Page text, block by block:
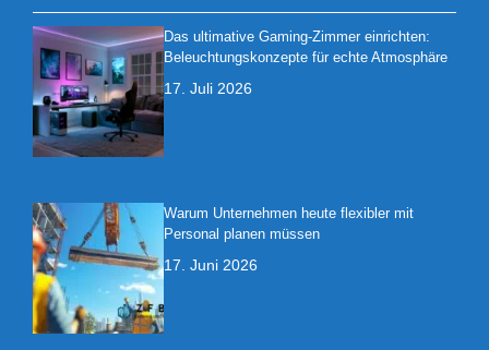
Das ultimative Gaming-Zimmer einrichten:
Beleuchtungskonzepte für echte Atmosphäre
17. Juli 2026
Warum Unternehmen heute flexibler mit
Personal planen müssen
17. Juni 2026